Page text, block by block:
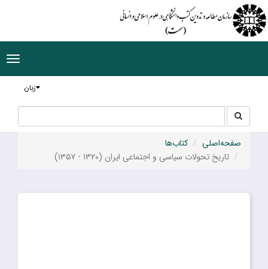
زبان
جستجو
در
سایت
صفحه‌اصلی
کتاب‌ها
تاریخ تحولات سیاسی و اجتماعی ایران (۱۳۲۰ - ۱۳۵۷)